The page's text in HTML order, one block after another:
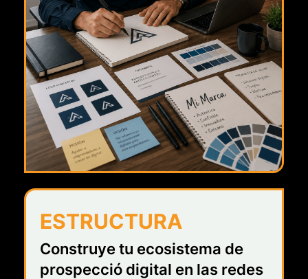
ESTRUCTURA
Construye tu ecosistema de
prospecció digital en las redes